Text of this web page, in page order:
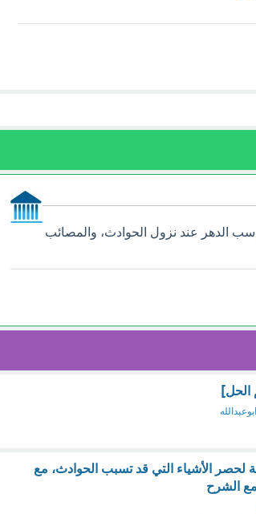
الدهر عند نزول الحوادث، والمصائب
الحل]
ابوعبدالله
الأشياء التي قد تسبب الحوادث، مع
الشرح